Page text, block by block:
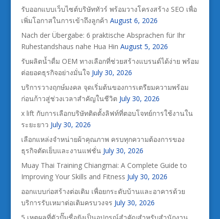
รับออกแบบเว็บไซต์บริษัททัวร์ พร้อมวางโครงสร้าง SEO เพื่อ
เพิ่มโอกาสในการเข้าถึงลูกค้า August 6, 2026
Nach der Übergabe: 6 praktische Absprachen für Ihr
Ruhestandshaus nahe Hua Hin August 5, 2026
รับผลิตน้ำดื่ม OEM ทางเลือกที่ช่วยสร้างแบรนด์ได้ง่าย พร้อม
ต่อยอดธุรกิจอย่างมั่นใจ July 30, 2026
บริการวางฤกษ์มงคล จุดเริ่มต้นของการเตรียมความพร้อม
ก่อนก้าวสู่ช่วงเวลาสำคัญในชีวิต July 30, 2026
x lift กับการเลือกบริษัทติดตั้งลิฟท์ที่ตอบโจทย์การใช้งานใน
ระยะยาว July 30, 2026
เลือกแหล่งจำหน่ายผ้าคุณภาพ ครบทุกความต้องการของ
ธุรกิจตัดเย็บและงานแฟชั่น July 30, 2026
Muay Thai Training Chiangmai: A Complete Guide to
Improving Your Skills and Fitness July 30, 2026
ออกแบบก่อสร้างต่อเติม เพื่อยกระดับบ้านและอาคารด้วย
บริการรับเหมาต่อเติมครบวงจร July 30, 2026